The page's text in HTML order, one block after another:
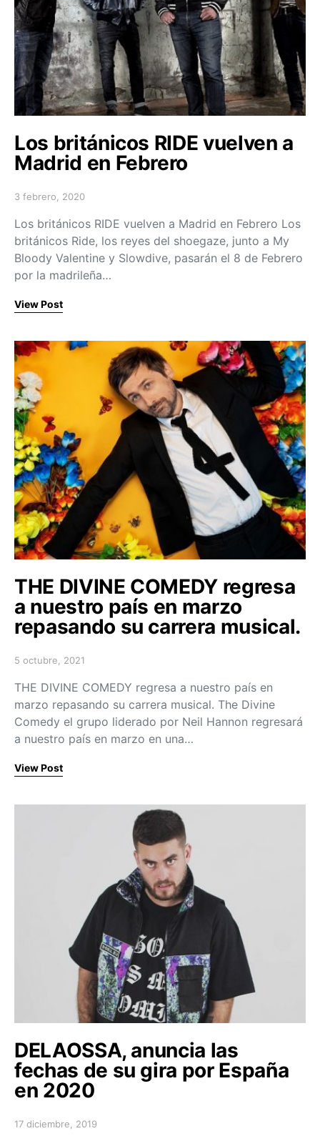
Los británicos RIDE vuelven a
Madrid en Febrero
Posted on
3 febrero, 2020
Los británicos RIDE vuelven a Madrid en Febrero Los
británicos Ride, los reyes del shoegaze, junto a My
Bloody Valentine y Slowdive, pasarán el 8 de Febrero
por la madrileña…
View Post
THE DIVINE COMEDY regresa
a nuestro país en marzo
repasando su carrera musical.
Posted on
5 octubre, 2021
THE DIVINE COMEDY regresa a nuestro país en
marzo repasando su carrera musical. The Divine
Comedy el grupo liderado por Neil Hannon regresará
a nuestro país en marzo en una…
View Post
DELAOSSA, anuncia las
fechas de su gira por España
en 2020
Posted on
17 diciembre, 2019